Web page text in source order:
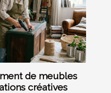
de meubles
créatives